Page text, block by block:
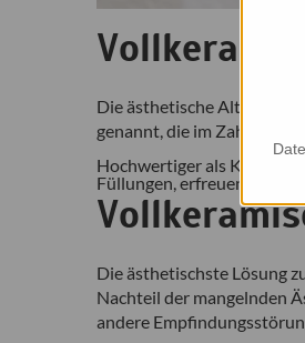
Die ästhetische
genannt, die im Zahn
Hochwertiger als
Füllungen, erfreuen sich
Die ästhetischste Lösung
Nachteil der mangelnden
andere